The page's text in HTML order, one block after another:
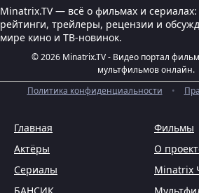
Minatrix.TV — всё о фильмах и
рейтинги, трейлеры, рецензии и
мире кино и ТВ-новинок.
© 2026 Minatrix.TV - Видео портал
мультфильмов онлайн.
Политика конфиденциальности
•
Главная
Фильмы
Актёры
О
Сериалы
Minatrix